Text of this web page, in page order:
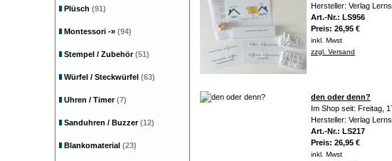
Hersteller: Verlag
Art.-Nr.: LS956
Preis: 26,95 €
inkl. Mwst
zzgl. Versand
den oder denn?
Im Shop seit: Freitag,
Hersteller: Verlag
Art.-Nr.: LS217
Preis: 26,95 €
inkl. Mwst
Plüsch (91)
Montessori -» (94)
Stempel / Zubehör(51)
Würfel / Steckwürfel (63)
Uhren / Timer(7)
Sanduhren / Buzzer(12)
Blankomaterial (23)